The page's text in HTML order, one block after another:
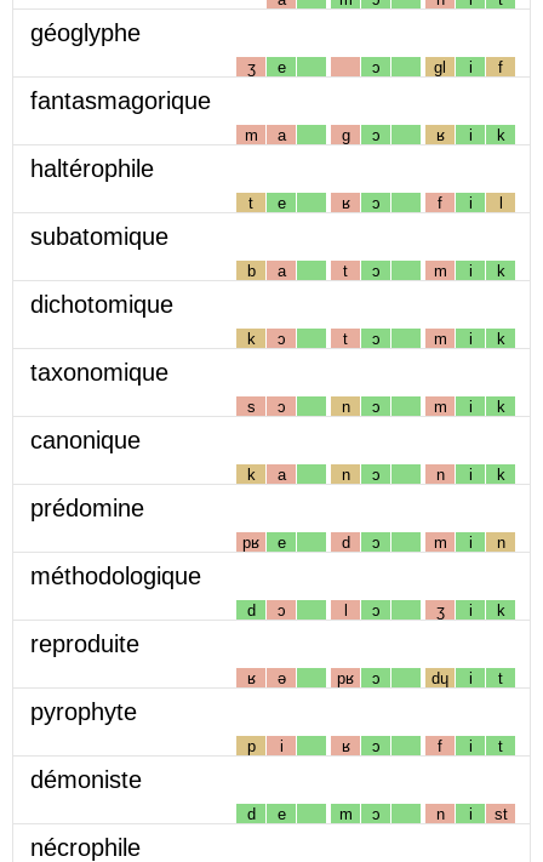
géoglyphe
ʒ e ɔ gl i f
fantasmagorique
m a g ɔ ʁ i k
haltérophile
t e ʁ ɔ f i l
subatomique
b a t ɔ m i k
dichotomique
k ɔ t ɔ m i k
taxonomique
s ɔ n ɔ m i k
canonique
k a n ɔ n i k
prédomine
pʁ e d ɔ m i n
méthodologique
d ɔ l ɔ ʒ i k
reproduite
ʁ ə pʁ ɔ dɥ i t
pyrophyte
p i ʁ ɔ f i t
démoniste
d e m ɔ n i st
nécrophile